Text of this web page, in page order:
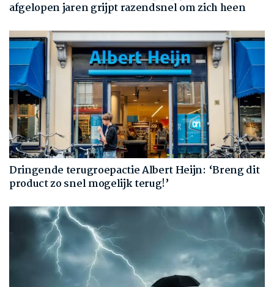
afgelopen jaren grijpt razendsnel om zich heen
Dringende terugroepactie Albert Heijn: ‘Breng dit
product zo snel mogelijk terug!’